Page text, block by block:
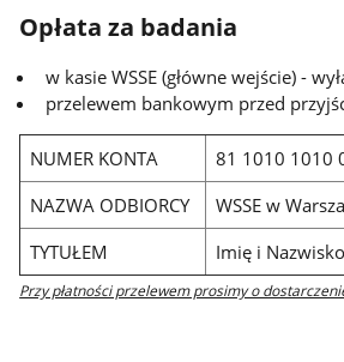
Opłata za badania
w kasie WSSE (główne wejście) -
przelewem bankowym przed
NUMER KONTA
81 1010 1010
NAZWA ODBIORCY
WSSE w
TYTUŁEM
Imię i
Przy płatności przelewem prosimy o